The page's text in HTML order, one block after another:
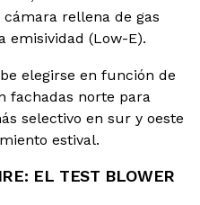
rellena de gas
emisividad (Low-E).
elegirse en función de
fachadas norte para
selectivo en sur y oeste
estival.
EL TEST BLOWER